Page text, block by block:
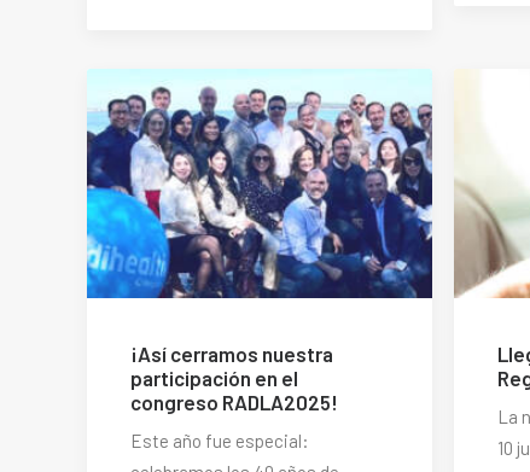
¡Así cerramos nuestra
participación en el
congreso RADLA2025!
Este año fue especial:
La
10